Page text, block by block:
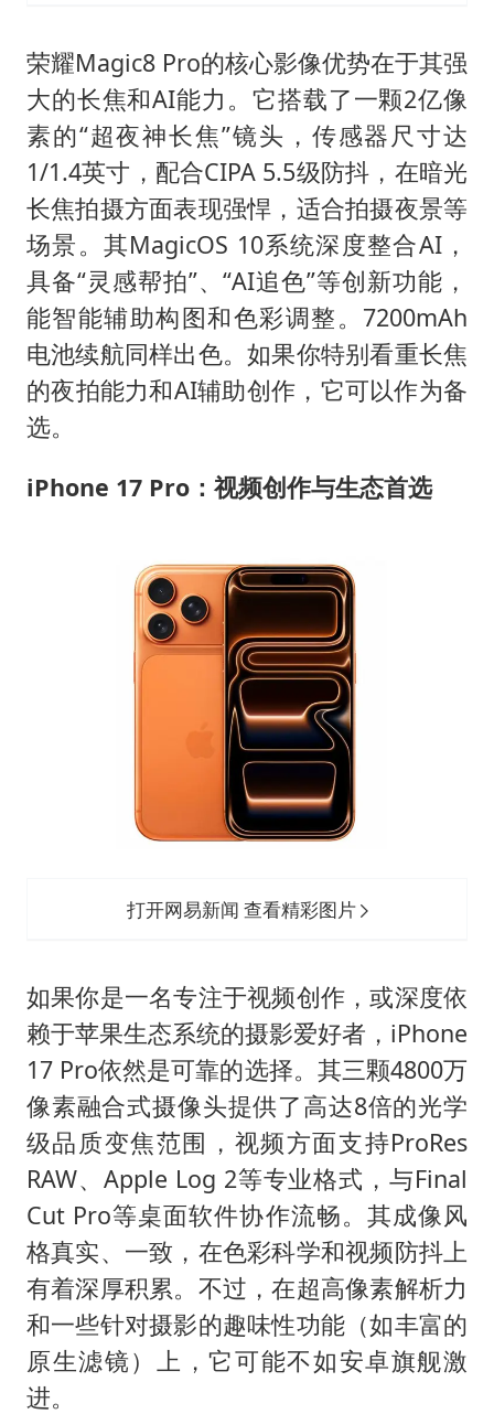
荣耀Magic8 Pro的核心影像优势在于其强
大的长焦和AI能力。它搭载了一颗2亿像
素的“超夜神长焦”镜头，传感器尺寸达
1/1.4英寸，配合CIPA 5.5级防抖，在暗光
长焦拍摄方面表现强悍，适合拍摄夜景等
场景。其MagicOS 10系统深度整合AI，
具备“灵感帮拍”、“AI追色”等创新功能，
能智能辅助构图和色彩调整。7200mAh
电池续航同样出色。如果你特别看重长焦
的夜拍能力和AI辅助创作，它可以作为备
选。
iPhone 17 Pro：视频创作与生态首选
打开网易新闻 查看精彩图片
如果你是一名专注于视频创作，或深度依
赖于苹果生态系统的摄影爱好者，iPhone
17 Pro依然是可靠的选择。其三颗4800万
像素融合式摄像头提供了高达8倍的光学
级品质变焦范围，视频方面支持ProRes
RAW、Apple Log 2等专业格式，与Final
Cut Pro等桌面软件协作流畅。其成像风
格真实、一致，在色彩科学和视频防抖上
有着深厚积累。不过，在超高像素解析力
和一些针对摄影的趣味性功能（如丰富的
原生滤镜）上，它可能不如安卓旗舰激
进。